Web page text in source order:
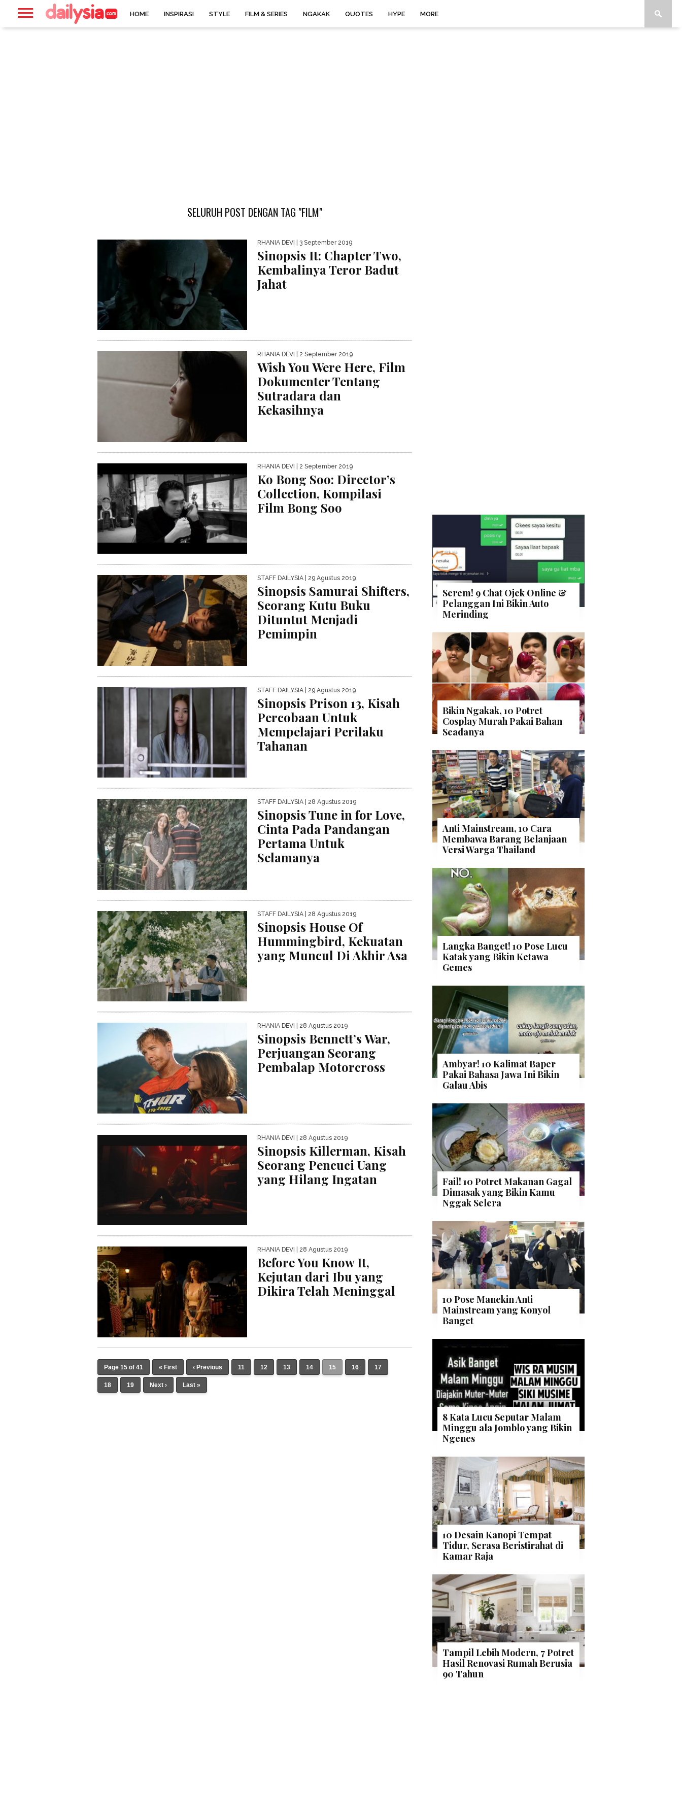
HOME INSPIRASI STYLE FILM & SERIES NGAKAK QUOTES HYPE MORE
SELURUH POST DENGAN TAG "FILM"
RHANIA DEVI | 3 September 2019
Sinopsis It: Chapter Two,
Kembalinya Teror Badut
Jahat
RHANIA DEVI | 2 September 2019
Wish You Were Here, Film
Dokumenter Tentang
Sutradara dan
Kekasihnya
RHANIA DEVI | 2 September 2019
Ko Bong Soo: Director’s
Collection, Kompilasi
Film Bong Soo
STAFF DAILYSIA | 29 Agustus 2019
Sinopsis Samurai Shifters,
Seorang Kutu Buku
Dituntut Menjadi
Pemimpin
STAFF DAILYSIA | 29 Agustus 2019
Sinopsis Prison 13, Kisah
Percobaan Untuk
Mempelajari Perilaku
Tahanan
STAFF DAILYSIA | 28 Agustus 2019
Sinopsis Tune in for Love,
Cinta Pada Pandangan
Pertama Untuk
Selamanya
STAFF DAILYSIA | 28 Agustus 2019
Sinopsis House Of
Hummingbird, Kekuatan
yang Muncul Di Akhir Asa
RHANIA DEVI | 28 Agustus 2019
Sinopsis Bennett’s War,
Perjuangan Seorang
Pembalap Motorcross
RHANIA DEVI | 28 Agustus 2019
Sinopsis Killerman, Kisah
Seorang Pencuci Uang
yang Hilang Ingatan
RHANIA DEVI | 28 Agustus 2019
Before You Know It,
Kejutan dari Ibu yang
Dikira Telah Meninggal
Page 15 of 41 « First ‹ Previous 11 12 13 14 15 16 17
18 19 Next › Last »
Serem! 9 Chat Ojek Online &
Pelanggan Ini Bikin Auto
Merinding
Bikin Ngakak, 10 Potret
Cosplay Murah Pakai Bahan
Seadanya
Anti Mainstream, 10 Cara
Membawa Barang Belanjaan
Versi Warga Thailand
Langka Banget! 10 Pose Lucu
Katak yang Bikin Ketawa
Gemes
Ambyar! 10 Kalimat Baper
Pakai Bahasa Jawa Ini Bikin
Galau Abis
Fail! 10 Potret Makanan Gagal
Dimasak yang Bikin Kamu
Nggak Selera
10 Pose Manekin Anti
Mainstream yang Konyol
Banget
8 Kata Lucu Seputar Malam
Minggu ala Jomblo yang Bikin
Ngenes
10 Desain Kanopi Tempat
Tidur, Serasa Beristirahat di
Kamar Raja
Tampil Lebih Modern, 7 Potret
Hasil Renovasi Rumah Berusia
90 Tahun